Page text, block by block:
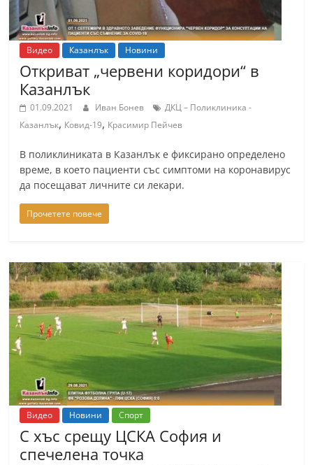
Видео Казанлък Новини
Откриват „червени коридори“ в
Казанлък
01.09.2021 Иван Бонев
ДКЦ – Поликлиника -
Казанлък, Ковид-19, Красимир Пейчев
В поликлиниката в Казанлък е фиксирано определено
време, в което пациенти със симптоми на коронавирус
да посещават личните си лекари.
Прочетете повече
Видео Новини Спорт
С хъс срещу ЦСКА София и
спечелена точка